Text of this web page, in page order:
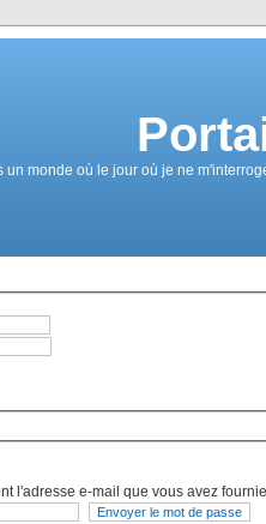
un monde où le jour où je ne
l'adresse e-mail que vous avez